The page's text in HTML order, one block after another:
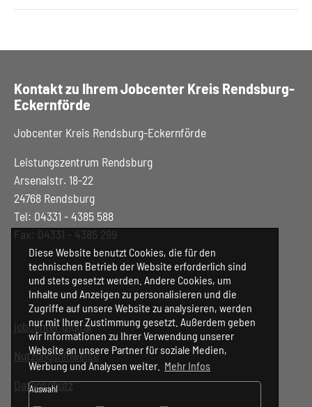
Kontakt zu Ihrem Jobcenter Kreis Rendsburg-
Eckernförde
Jobcenter Kreis Rendsburg-Eckernförde
Leistungszentrum Rendsburg
Arsenalstr. 18-22
24768 Rendsburg
Tel: 04331 - 4385 588
Fax: 04331 - 4385 299
jobcenter.digital
Nutzungshinweise
Datenschutz
Diese Website benutzt Cookies, die für den
technischen Betrieb der Website erforderlich sind
und stets gesetzt werden. Andere Cookies, um
Inhalte und Anzeigen zu personalisieren und die
Zugriffe auf unsere Website zu analysieren, werden
nur mit Ihrer Zustimmung gesetzt. Außerdem geben
wir Informationen zu Ihrer Verwendung unserer
Website an unsere Partner für soziale Medien,
Werbung und Analysen weiter. Mehr Infos
Auswahl